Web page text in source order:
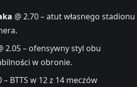
@ 2.70 – atut własnego stadionu
2.05 – ofensywny styl obu
w obronie.
– BTTS w 12 z 14 meczów